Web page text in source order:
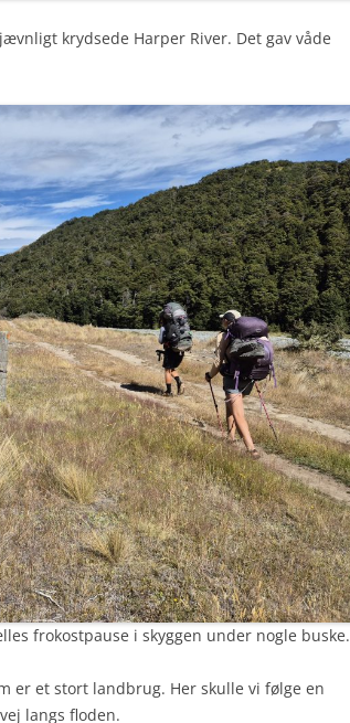
krydsede Harper River. Det gav våde
frokostpause i skyggen under nogle buske.
er et stort landbrug. Her skulle vi følge en
langs floden.